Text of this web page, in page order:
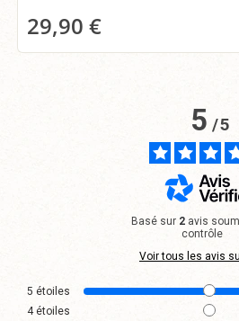
29,90 €
5/5
Basé sur 2 avis
contrôle
Voir tous les avis
5 étoiles
4étoiles